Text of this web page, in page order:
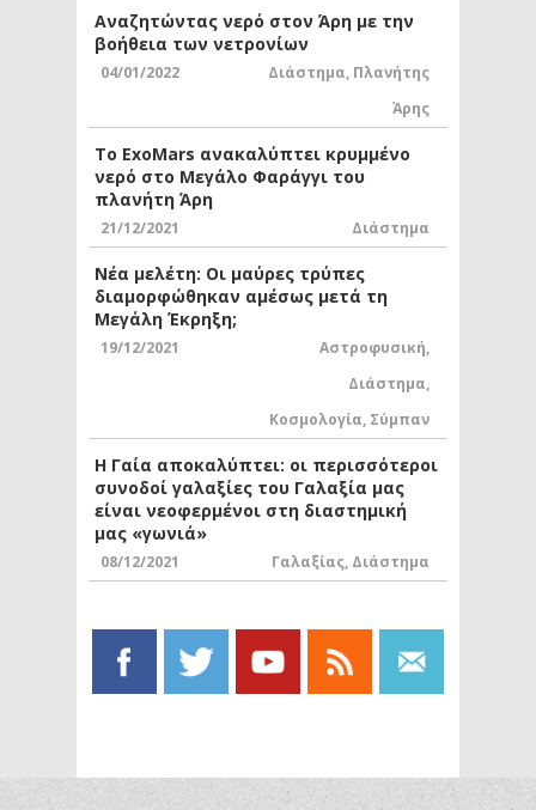
Αναζητώντας νερό στον Άρη με την
βοήθεια των νετρονίων
04/01/2022 Διάστημα, Πλανήτης
Άρης
Το ExoMars ανακαλύπτει κρυμμένο
νερό στο Μεγάλο Φαράγγι του
πλανήτη Άρη
21/12/2021 Διάστημα
Νέα μελέτη: Οι μαύρες τρύπες
διαμορφώθηκαν αμέσως μετά τη
Μεγάλη Έκρηξη;
19/12/2021 Αστροφυσική,
Διάστημα,
Κοσμολογία, Σύμπαν
Η Γαία αποκαλύπτει: οι περισσότεροι
συνοδοί γαλαξίες του Γαλαξία μας
είναι νεοφερμένοι στη διαστημική
μας «γωνιά»
08/12/2021 Γαλαξίας, Διάστημα